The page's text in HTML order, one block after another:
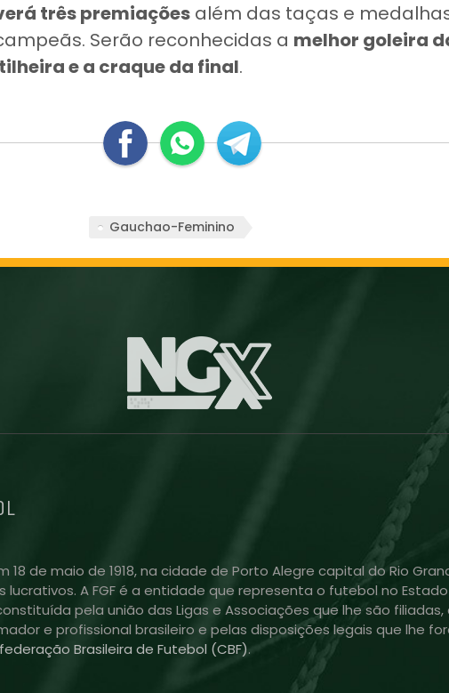
três premiações além das taças e
Serão reconhecidas a melhor goleira
e a craque da final.
Gauchao-Feminino
18 de maio de 1918, na cidade de Porto Alegre capital do Rio
A FGF é a entidade que representa o futebol no
pela união das Ligas e Associações que lhe são
e profissional brasileiro e pelas disposições legais que lhe
Brasileira de Futebol (CBF).